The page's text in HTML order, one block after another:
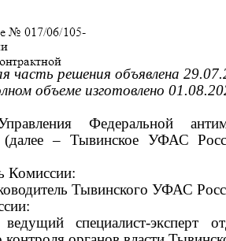
часть решения объявлена29.07
объеме изготовлено 01.08
Федеральной
(далее – Тывинское УФАС
Комиссии:
ь Тывинского УФАС
специалист-эксперт